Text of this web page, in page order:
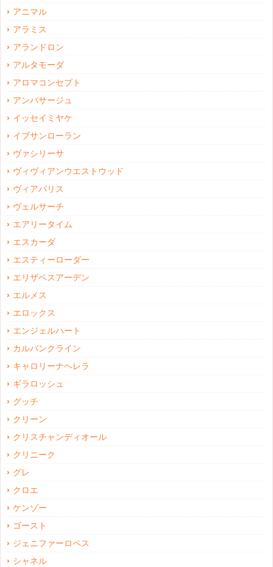
アニマル
アラミス
アランドロン
アルタモーダ
アロマコンセプト
アンパサージュ
イッセイミヤケ
イブサンローラン
ヴァシリーサ
ヴィヴィアンウエストウッド
ヴィアパリス
ヴェルサーチ
エアリータイム
エスカーダ
エスティーローダー
エリザベスアーデン
エルメス
エロックス
エンジェルハート
カルバンクライン
キャロリーナヘレラ
ギラロッシュ
グッチ
クリーン
クリスチャンディオール
クリニーク
グレ
クロエ
ケンゾー
ゴースト
ジェニファーロペス
シャネル